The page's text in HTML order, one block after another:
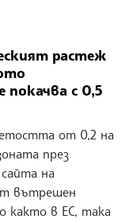
растеж
покачва с 0,5
от 0,2 на
през
на
вътрешен
както в ЕС, така